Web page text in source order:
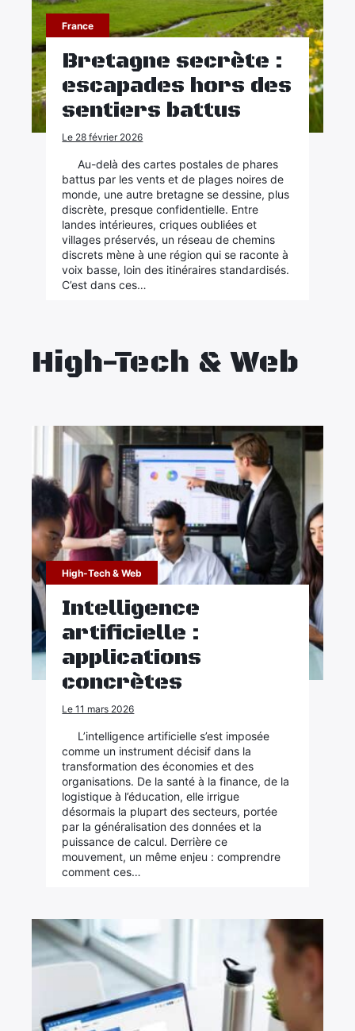
France
Bretagne secrète :
escapades hors des
sentiers battus
Le 28 février 2026
Au-delà des cartes postales de phares
battus par les vents et de plages noires de
monde, une autre bretagne se dessine, plus
discrète, presque confidentielle. Entre
landes intérieures, criques oubliées et
villages préservés, un réseau de chemins
discrets mène à une région qui se raconte à
voix basse, loin des itinéraires standardisés.
C’est dans ces…
High-Tech & Web
High-Tech & Web
Intelligence
artificielle :
applications
concrètes
Le 11 mars 2026
L’intelligence artificielle s’est imposée
comme un instrument décisif dans la
transformation des économies et des
organisations. De la santé à la finance, de la
logistique à l’éducation, elle irrigue
désormais la plupart des secteurs, portée
par la généralisation des données et la
puissance de calcul. Derrière ce
mouvement, un même enjeu : comprendre
comment ces…